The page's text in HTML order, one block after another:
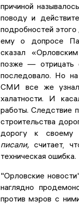
причиной
поводу и
подробностей
ему о допросе
сказал
позже — отрицать
последовало. Но
СМИ все же
халатности. И
работы. Следствие
строительства
дорогу к
писали,считает,
техническая ошибка.
"Орловские
наглядно
против мэров с